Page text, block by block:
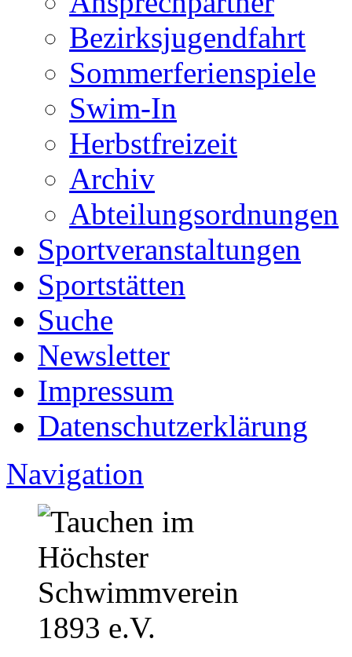
Bezirksjugendfahrt
Sommerferienspiele
Swim-In
Herbstfreizeit
Archiv
Abteilungsordnungen
Sportveranstaltungen
Sportstätten
Suche
Newsletter
Impressum
Datenschutzerklärung
Navigation